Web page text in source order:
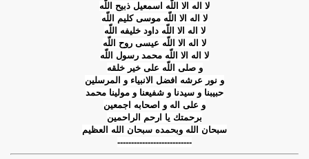
لا اله الا اللّه اسمعیل ذبیح اللّه
لا اله الا اللّه موسى كلیم اللّه
لا اله الا اللّه داود خلیفه اللّه
لا اله الا اللّه عیسى روح اللّه
لا اله الا اللّه محمد رسول اللّه
و صلى اللّه على خیر خلقه
و نور عرشه افضل الانبیاء و المرسلین
حبیبنا و سیدنا و شفیعنا و مولینا محمد
و على اله و اصحابه اجمعین
برحمتك یا ارحم الراحمین
سبحان الله وبحمده سبحان الله العظيم
---------------------------